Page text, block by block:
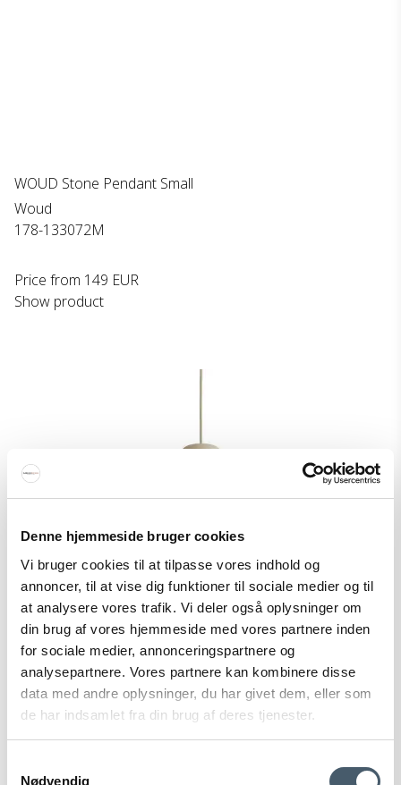
Denne hjemmeside bruger cookies
Vi bruger cookies til at tilpasse vores indhold og
annoncer, til at vise dig funktioner til sociale medier og til
at analysere vores trafik. Vi deler også oplysninger om
din brug af vores hjemmeside med vores partnere inden
for sociale medier, annonceringspartnere og
analysepartnere. Vores partnere kan kombinere disse
data med andre oplysninger, du har givet dem, eller som
de har indsamlet fra din brug af deres tjenester.
Nødvendig
WOUD Stone Pendant Small
Woud
178-133072M
Price from 149 EUR
Show product
WOUD Stone Pendant Large